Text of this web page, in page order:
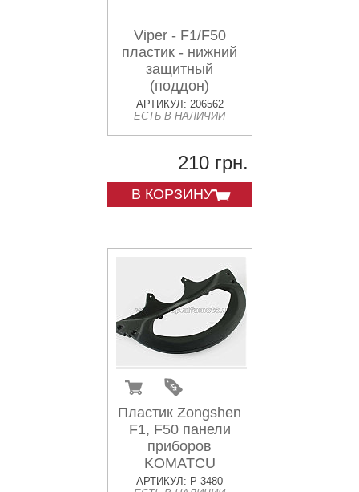
Viper - F1/F50
пластик - нижний
защитный
(поддон)
АРТИКУЛ: 206562
ЕСТЬ В НАЛИЧИИ
210 грн.
В КОРЗИНУ
Пластик Zongshen
F1, F50 панели
приборов
KOMATCU
АРТИКУЛ: P-3480